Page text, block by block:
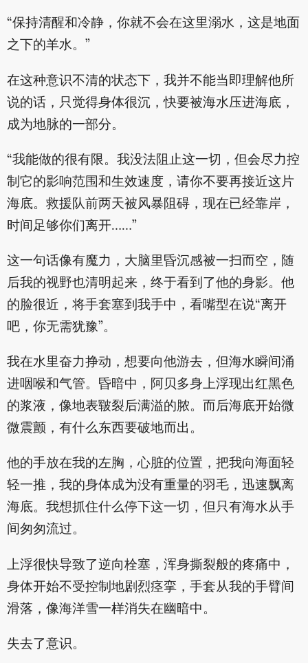
“保持清醒和冷静，你就不会在这里溺水，这是地面
之下的羊水。”
在这种意识不清的状态下，我并不能当即理解他所
说的话，只觉得身体很沉，快要被海水压进海底，
成为地脉的一部分。
“我能做的很有限。我没法阻止这一切，但会尽力控
制它的影响范围和生效速度，请你不要再接近这片
海底。救援队前两天被风暴阻碍，现在已经靠岸，
时间足够你们离开……”
这一句话像有魔力，大脑里昏沉感被一扫而空，随
后我的视野也清明起来，终于看到了他的身影。他
的脸很近，将手套塞到我手中，看嘴型在说“离开
吧，你无需犹豫”。
我在水里奋力挣动，想要向他游去，但海水瞬间涌
进咽喉和气管。昏暗中，阿贝多身上浮现出红黑色
的浆液，像地表皲裂后满溢的脓。而后海底开始微
微震颤，有什么东西要破地而出。
他的手放在我的左胸，心脏的位置，把我向海面轻
轻一推，我的身体成为没有重量的羽毛，迅速飘离
海底。我想抓住什么停下这一切，但只有海水从手
间匆匆流过。
上浮很快导致了逆向栓塞，浑身撕裂般的疼痛中，
身体开始不受控制地剧烈痉挛，手套从我的手臂间
滑落，像海洋雪一样消失在幽暗中。
失去了意识。